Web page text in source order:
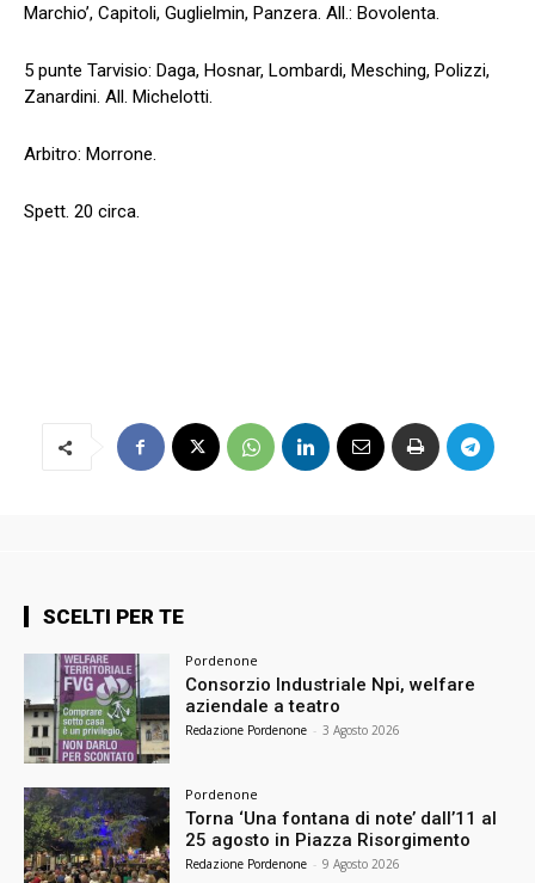
Marchio’, Capitoli, Guglielmin, Panzera. All.: Bovolenta.
5 punte Tarvisio: Daga, Hosnar, Lombardi, Mesching, Polizzi,
Zanardini. All. Michelotti.
Arbitro: Morrone.
Spett. 20 circa.
SCELTI PER TE
Pordenone
Consorzio Industriale Npi, welfare
aziendale a teatro
Redazione Pordenone - 3 Agosto 2026
Pordenone
Torna ‘Una fontana di note’ dall’11 al
25 agosto in Piazza Risorgimento
Redazione Pordenone - 9 Agosto 2026